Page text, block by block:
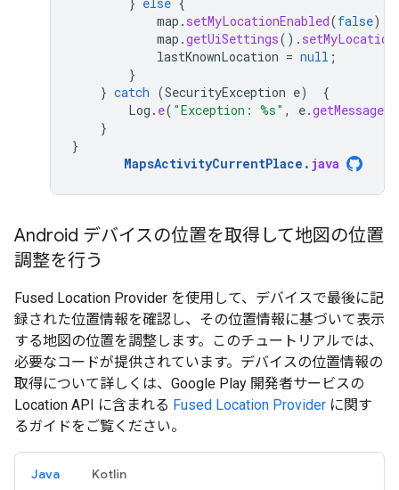
map . setMyLocationEnabled(false);
map .getUiSettings().
lastKnownLocation = null ;
}
} catch (SecurityException e)
{
Log . e( "Exception: %s" , e.getMessage
}
}
MapsActivityCurrentPlace . java
Android デバイスの位置を取得して地図の位置
調整を行う
Fused Location Provider を使用して、デバイスで最後に記
録された位置情報を確認し、その位置情報に基づいて表示
する地図の位置を調整します。このチュートリアルでは、
必要なコードが提供されています。デバイスの位置情報の
取得について詳しくは、Google Play 開発者サービスの
Location API に含まれる Fused Location Provider に関す
るガイドをご覧ください。
Java Kotlin